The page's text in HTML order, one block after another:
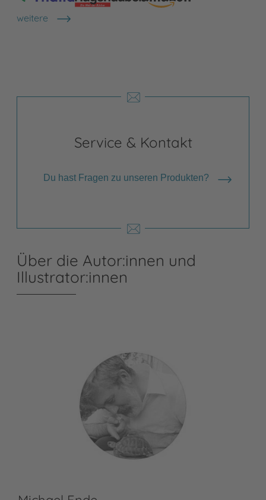
weitere
Shops anzeigen
Service & Kontakt
Du hast Fragen zu unseren Produkten?
Über die Autor:innen und
Illustrator:innen